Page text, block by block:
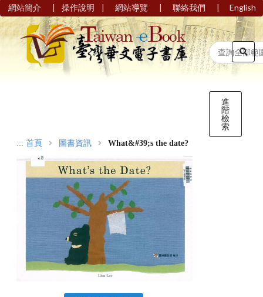
網站簡介 | 操作說明 | 網站導覽 | 聯絡我們 | English
進
階
檢
索
::: 首頁 圖書資訊 What&#39;s the date?